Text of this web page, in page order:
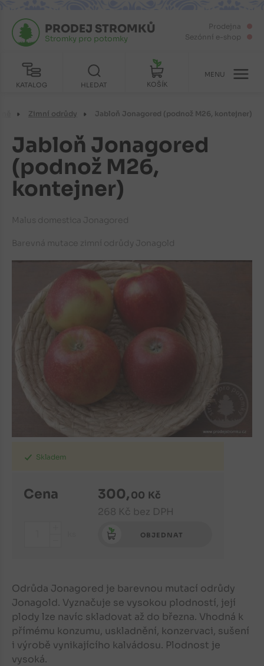
Prodejna
Sezónní e-shop
KATALOG
PRODEJ STROMKŮ
Stromky pro potomky
HLEDAT KOŠÍK
MENU
Zimní odrůdy Jabloň Jonagored (podnož M26, kontejner)
Jabloň Jonagored
(podnož M26,
kontejner)
Malus domestica Jonagored
Barevná mutace zimní odrůdy Jonagold
Skladem
Cena 300,00 Kč
268 Kč bez DPH
OBJEDNAT
Odrůda Jonagored je barevnou mutací odrůdy
Jonagold. Vyznačuje se vysokou plodností, její
plody lze navíc skladovat až do března. Vhodná k
přímému konzumu, uskladnění, konzervaci, sušení
i výrobě vynikajícího kalvádosu. Plodnost je
vysoká.